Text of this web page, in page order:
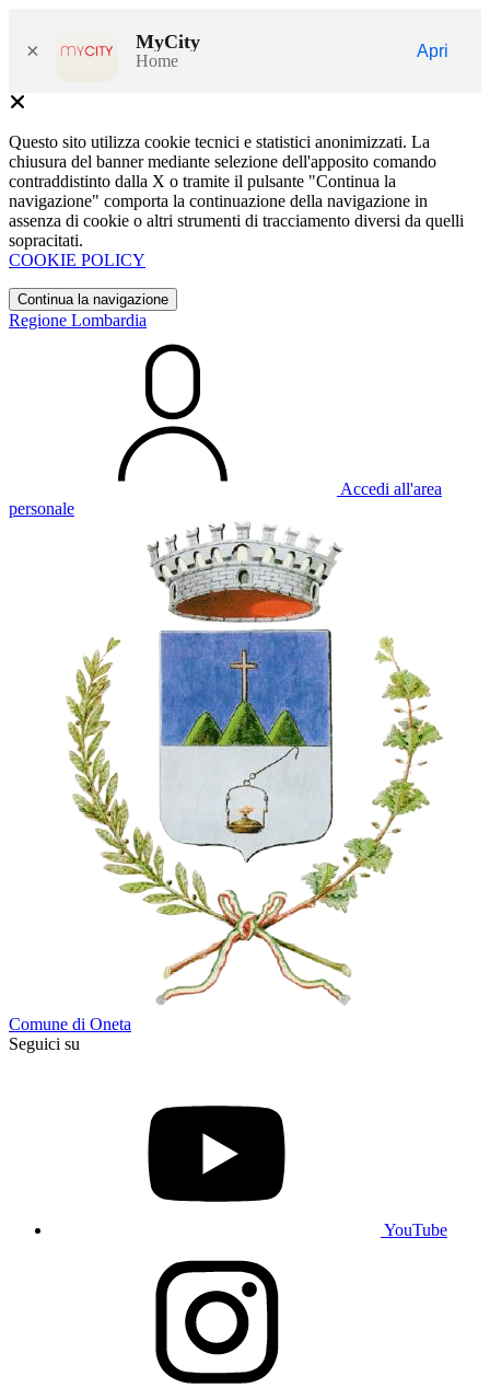
× MyCity
Home
Apri
Questo sito utilizza cookie tecnici e statistici anonimizzati. La
chiusura del banner mediante selezione dell'apposito comando
contraddistinto dalla X o tramite il pulsante "Continua la
navigazione" comporta la continuazione della navigazione in
assenza di cookie o altri strumenti di tracciamento diversi da quelli
sopracitati.
COOKIE POLICY
Continua la navigazione
Regione Lombardia
Accedi all'area
personale
Comune di Oneta
Seguici su
YouTube